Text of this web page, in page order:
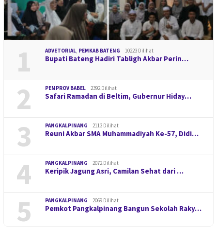
1 ADVETORIAL, PEMKAB BATENG 10223 Dilihat
Bupati Bateng Hadiri Tabligh Akbar Perin…
2 PEMPROV BABEL 2392 Dilihat
Safari Ramadan di Beltim, Gubernur Hiday…
3 PANGKALPINANG 2113 Dilihat
Reuni Akbar SMA Muhammadiyah Ke-57, Didi…
4 PANGKALPINANG 2072 Dilihat
Keripik Jagung Asri, Camilan Sehat dari …
5 PANGKALPINANG 2069 Dilihat
Pemkot Pangkalpinang Bangun Sekolah Raky…